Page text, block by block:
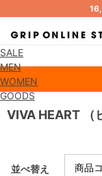
SALE
MEN
WOMEN
GOODS
VIVA HEART （
並べ替え